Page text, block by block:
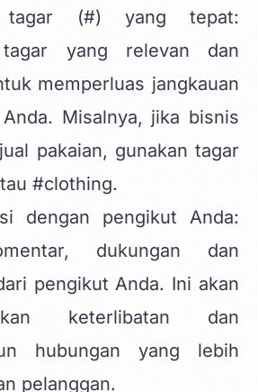
tagar (#) yang tepat:
tagar yang relevan dan
memperluas jangkauan
Misalnya, jika bisnis
pakaian, gunakan tagar
#clothing.
dengan pengikut Anda:
dukungan dan
pengikut Anda. Ini akan
keterlibatan dan
hubungan yang lebih
pelanggan.